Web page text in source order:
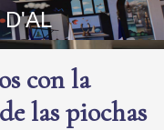
D'AL
con la
las piochas